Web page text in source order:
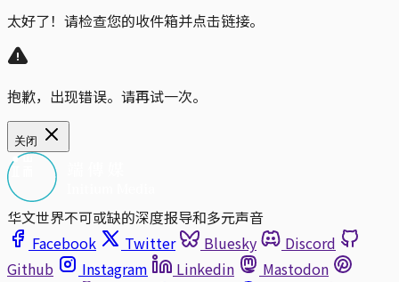
太好了！请检查您的收件箱并点击链接。
抱歉，出现错误。请再试一次。
关闭
华文世界不可或缺的深度报导和多元声音
Facebook
Twitter Bluesky
Discord
Github
Instagram Linkedin
Mastodon